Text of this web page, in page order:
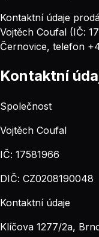
Kontaktní údaje
Vojtěch Coufal (IČ:
Černovice, telefon
Kontaktní
Společnost
Vojtěch Coufal
IČ: 17581966
DIČ: CZ0208190048
Kontaktní údaje
Klíčova 1277/2a,